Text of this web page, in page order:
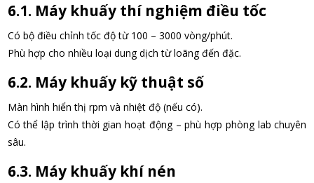
6.1. Máy khuấy thí nghiệm điều tốc
Có bộ điều chỉnh tốc độ từ 100 – 3000 vòng/phút.
Phù hợp cho nhiều loại dung dịch từ loãng đến đặc.
6.2. Máy khuấy kỹ thuật số
Màn hình hiển thị rpm và nhiệt độ (nếu có).
Có thể lập trình thời gian hoạt động – phù hợp phòng lab chuyên
sâu.
6.3. Máy khuấy khí nén